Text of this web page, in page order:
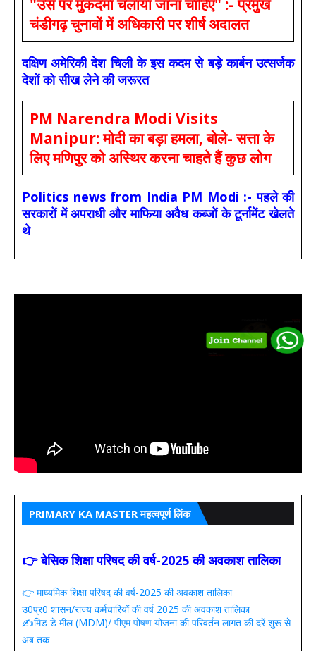
"उस पर मुकदमा चलाया जाना चाहिए" :- प्रमुख
चंडीगढ़ चुनावों में अधिकारी पर शीर्ष अदालत
दक्षिण अमेरिकी देश चिली के इस कदम से बड़े कार्बन उत्सर्जक
देशों को सीख लेने की जरूरत
PM Narendra Modi Visits
Manipur: मोदी का बड़ा हमला, बोले- सत्ता के
लिए मणिपुर को अस्थिर करना चाहते हैं कुछ लोग
Politics news from India PM Modi :- पहले की
सरकारों में अपराधी और माफिया अवैध कब्जों के टूर्नामेंट खेलते
थे
PRIMARY KA MASTER महत्वपूर्ण लिंक
👉 बेसिक शिक्षा परिषद की वर्ष-2025 की अवकाश तालिका
👉 माध्यमिक शिक्षा परिषद की वर्ष-2025 की अवकाश तालिका
उ0प्र0 शासन/राज्य कर्मचारियों की वर्ष 2025 की अवकाश तालिका
✍️मिड डे मील (MDM)/ पीएम पोषण योजना की परिवर्तन लागत की दरें शुरू से
अब तक